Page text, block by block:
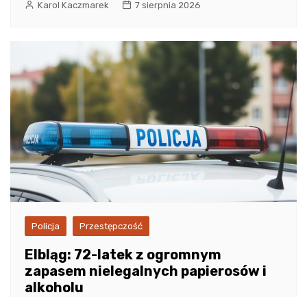
Karol Kaczmarek 7 sierpnia 2026
Policja Przestępczość
Elbląg: 72-latek z ogromnym
zapasem nielegalnych papierosów i
alkoholu